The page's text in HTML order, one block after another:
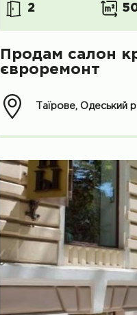
2
Продам салон
євроремонт
Таїрове, Одеський